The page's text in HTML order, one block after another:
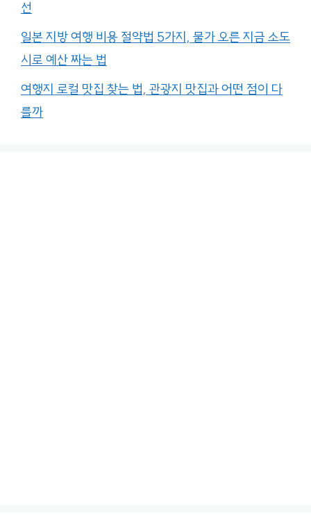
선
일본 지방 여행 비용 절약법 5가지, 물가 오른 지금 소도
시로 예산 짜는 법
여행지 로컬 맛집 찾는 법, 관광지 맛집과 어떤 점이 다
를까